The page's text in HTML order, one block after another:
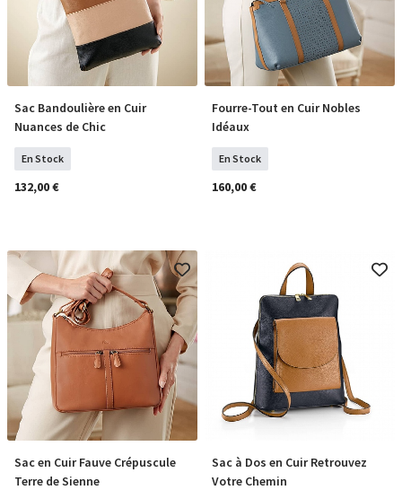
COMMANDER
Sac Bandoulière en Cuir
Nuances de Chic
En Stock
132,00 €
COMMANDER
Fourre-Tout en Cuir Nobles
Idéaux
En Stock
160,00 €
COMMANDER
Sac en Cuir Fauve Crépuscule
Terre de Sienne
COMMANDER
Sac à Dos en Cuir Retrouvez
Votre Chemin